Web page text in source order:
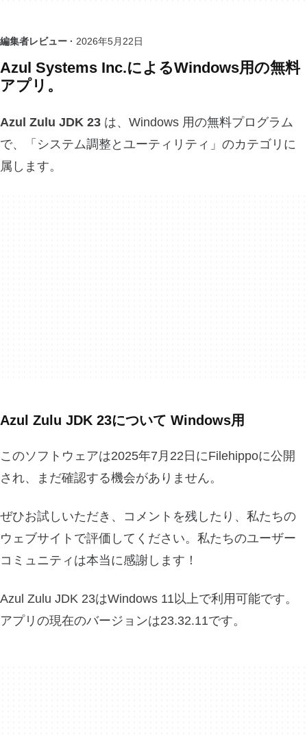
編集者レビュー · 2026年5月22日
Azul Systems Inc.によるWindows用の無料
アプリ。
Azul Zulu JDK 23 は、Windows 用の無料プログラム
で、「システム調整とユーティリティ」のカテゴリに
属します。
Azul Zulu JDK 23について Windows用
このソフトウェアは2025年7月22日にFilehippoに公開
され、まだ確認する機会がありません。
ぜひお試しいただき、コメントを残したり、私たちの
ウェブサイトで評価してください。私たちのユーザー
コミュニティは本当に感謝します！
Azul Zulu JDK 23はWindows 11以上で利用可能です。
アプリの現在のバージョンは23.32.11です。